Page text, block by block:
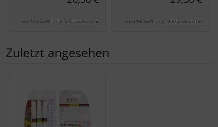
inkl. 19 % MwSt. zzgl. Versandkosten inkl. 19 % MwSt. zzgl. Versandkosten
Zuletzt angesehen